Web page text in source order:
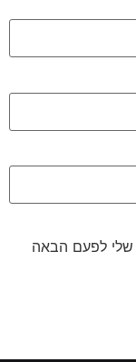
שלי לפעם הבאה